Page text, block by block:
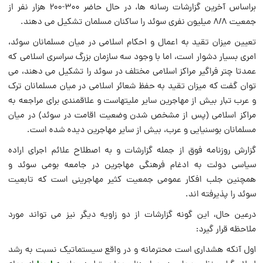
براساس آخرین گزارشات رسانه ها، در حال حاضر ۳۰۰-۲۰۰ هزار نفر از
جمعیت ۸/۸ میلیون نفری سوئد را ساکنان مسلمان تشکیل می دهند.
تعیین میزان تقید به اعمال و احکام اسلامی در میان مسلمانان سوئد،
امری بسیار دشوار است، اما با وجود سه سازمان بزرگ سراسری اسلامی که
عمدتا چتر فراگیر مراکز اسلامی مختلف در سوئد را تشکیل می دهند، می
توان گفت که میزان تقید به حفظ شعائر اسلامی در میان مسلمانان ترک
و عرب تبار بیش از مهاجرین سایر ملیتهاست و علاقمندی برای مراجعه به
مراکز اسلامی (پس از مشخص شدن وضعیت اقامت در سوئد) در میان
مسلمانان بوسنیایی و عرب، بیش از سایر مهاجرین دیده شده است.
گزارش روزنامه فوق از جمله گزارشات و به اصطلاح علائم اجرای اراده
سیاسی دولت به ادغام فرهنگی مهاجرین در جامعه بومی سوئد و
همچنین جلب افکار عمومی جمعیت کثیر مهاجرینی است که تابعیت
سوئد را پذیرفته اند.
درعین حال، این گونه گزارشات از دو زاویه دیگر نیز می تواند مورد
ملاحظه قرار گیرد:
اول آنکه هشداری است محترمانه و در واقع سیستماتیک نسبت به رشد